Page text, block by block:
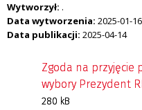
Wytworzył: .
Data wytworzenia: 2025-01-16
Data publikacji: 2025-04-14
Zgoda na przyjęcie
wybory Prezydent
280 kB